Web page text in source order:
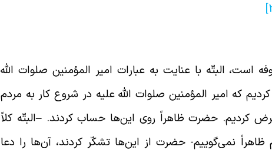
البتّه با عنایت به عبارات امیر المؤمنین صلوات الله
که امیر المؤمنین صلوات الله علیه در شروع کار به مردم
کردیم. حضرت ظاهراً روی این‌ها حساب کردند.–البتّه کلاً
نمی‌گوییم- حضرت از این‌ها تشکّر کردند، آن‌ها را دعا